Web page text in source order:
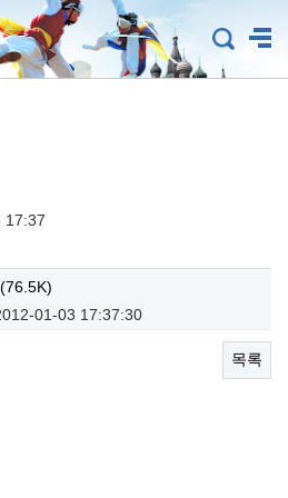
17:37
(76.5K)
01-03 17:37:30
목록